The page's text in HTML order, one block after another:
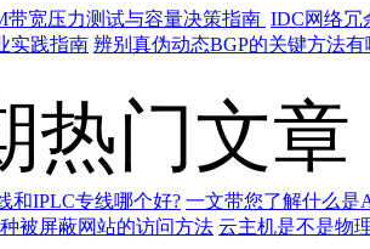
带宽压力测试与容量决策指南 IDC网络冗
实践指南 辨别真伪动态BGP的关键方法有
热门文章
和IPLC专线哪个好? 一文带您了解什么是
被屏蔽网站的访问方法 云主机是不是物